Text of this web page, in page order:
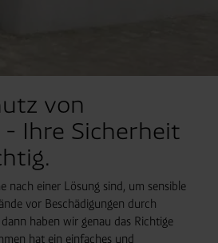
von
Ihre Sicherheit
nach einer Lösung sind, um sensible
vor Beschädigungen durch
haben wir genau das Richtige
hat ein einfaches und